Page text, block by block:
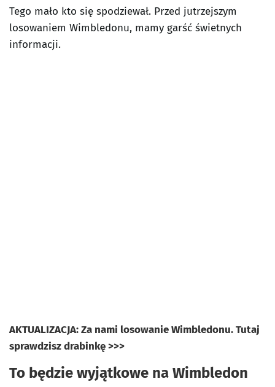
Tego mało kto się spodziewał. Przed jutrzejszym
losowaniem Wimbledonu, mamy garść świetnych
informacji.
AKTUALIZACJA: Za nami losowanie Wimbledonu. Tutaj
sprawdzisz drabinkę >>>
To będzie wyjątkowe na Wimbledon